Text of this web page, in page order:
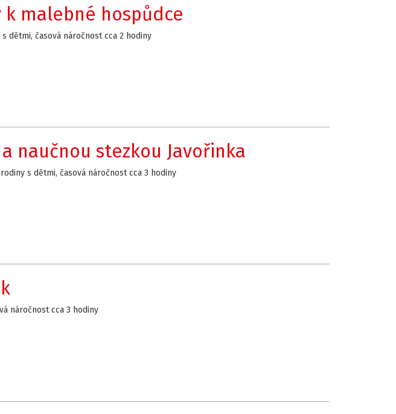
malebné hospůdce
dětmi, časová náročnost cca 2 hodiny
naučnou stezkou Javořinka
s dětmi, časová náročnost cca 3 hodiny
náročnost cca 3 hodiny